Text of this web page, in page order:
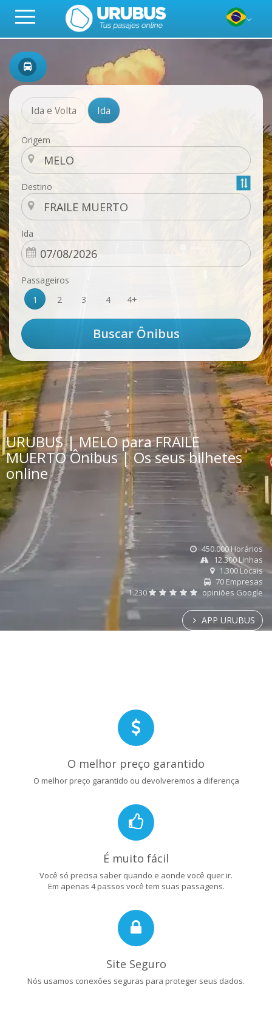
Ida e Volta Ida
Origem
Destino
Ida
Passageiros
1
2 3 4 4+
URUBUS | MELO para FRAILE
MUERTO Ônibus | Os seus bilhetes
online
450.000 Horários
12.300 Linhas
1.300 Locais
70 Empresas
1.230
opiniões Google
APP URUBUS
O melhor preço garantido
O melhor preço garantido ou devolveremos a diferença
É muito fácil
Você só precisa saber quando e aonde você quer ir.
Em apenas 4 passos você tem suas passagens.
Site Seguro
Nós usamos conexões seguras para proteger seus dados.